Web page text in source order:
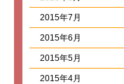
2015年7月
2015年6月
2015年5月
2015年4月